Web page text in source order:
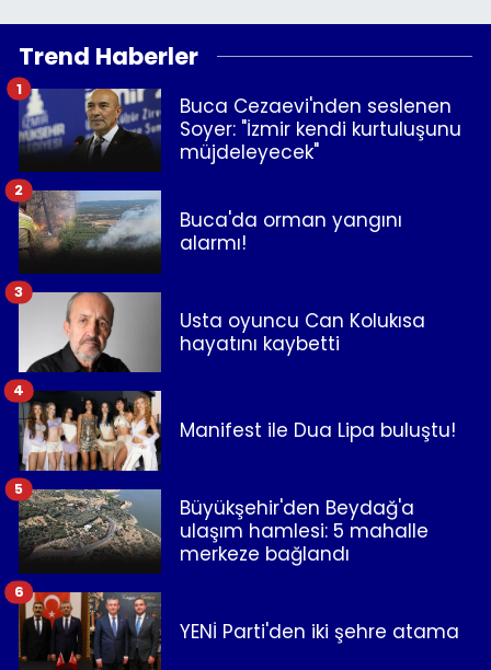
Trend Haberler
Buca Cezaevi'nden seslenen
Soyer: "İzmir kendi kurtuluşunu
müjdeleyecek"
1
Buca'da orman yangını
alarmı!
2
Usta oyuncu Can Kolukısa
hayatını kaybetti
3
Manifest ile Dua Lipa buluştu!
4
Büyükşehir'den Beydağ'a
ulaşım hamlesi: 5 mahalle
merkeze bağlandı
5
YENİ Parti'den iki şehre atama
6